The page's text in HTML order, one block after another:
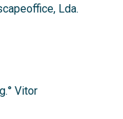
Lda.
Vitor